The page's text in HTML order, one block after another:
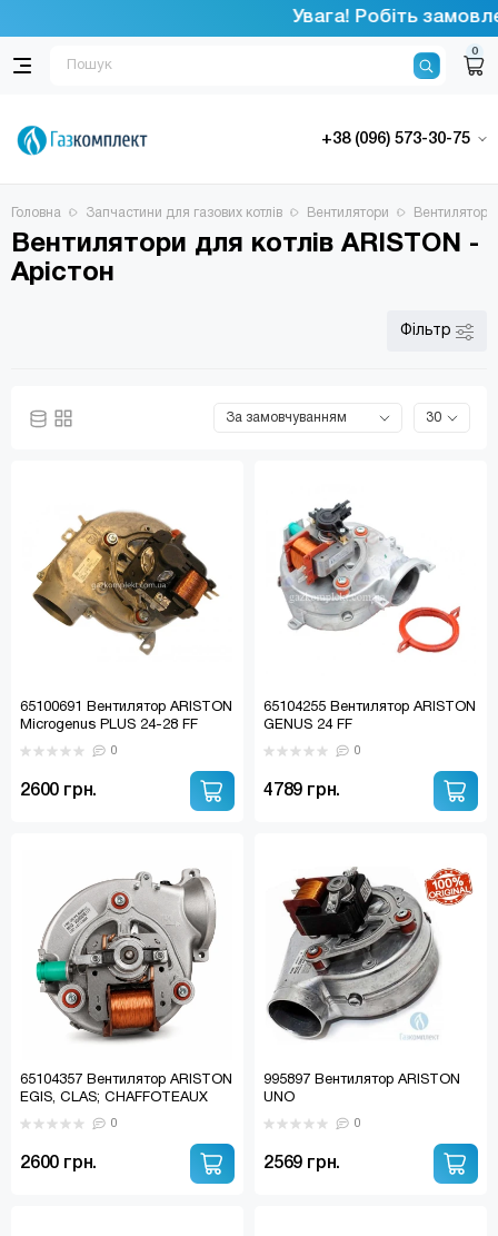
Увага! Робіть
0
+38 (096) 573-30-75
Головна Запчастини для газових котлів Вентилятори
Вентилятори для котлів ARISTON -
Арістон
Фільтр
65100691 Вентилятор ARISTON
Microgenus PLUS 24-28 FF
0
2600 грн.
65104255 Вентилятор ARISTON
GENUS 24 FF
0
4789 грн.
65104357 Вентилятор ARISTON
EGIS, CLAS; CHAFFOTEAUX
PIGMA, ALIXIA 24 FF
0
2600 грн.
995897 Вентилятор ARISTON
UNO
0
2569 грн.